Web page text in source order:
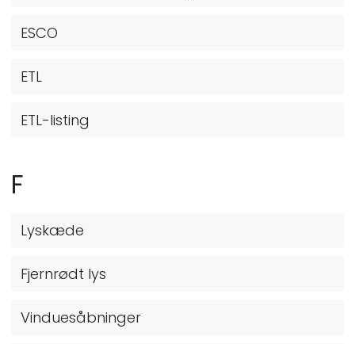
ESCO
ETL
ETL-listing
F
Lyskæde
Fjernrødt lys
Vinduesåbninger